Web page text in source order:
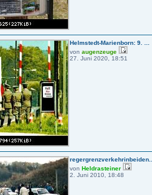
Helmstedt-Marienborn: 9. ...
von augenzeuge
27. Juni 2020, 18:51
regergrenzverkehrinbeiden...
von Heldrasteiner
2. Juni 2010, 18:48